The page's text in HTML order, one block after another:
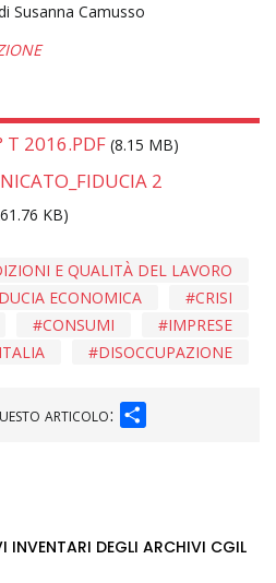
Susanna Camusso
T 2016.PDF (8.15 MB)
2
KB)
E QUALITÀ DEL LAVORO
CRISI
ECONOMICA
IMPRESE
CONSUMI
DISOCCUPAZIONE
ITALIA
articolo:
INVENTARI DEGLI ARCHIVI CGIL